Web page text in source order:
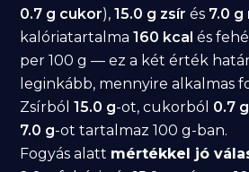
0.7 g cukor),15.0 g zsír és 7.0
kalóriatartalma160 kcal és
per 100 g — ez a két érték
leginkább, mennyire alkalmas
Zsírból15.0 g-ot, cukorból 0.7 g
7.0 g-ot tartalmaz 100 g-ban.
Fogyás alatt mértékkel jó